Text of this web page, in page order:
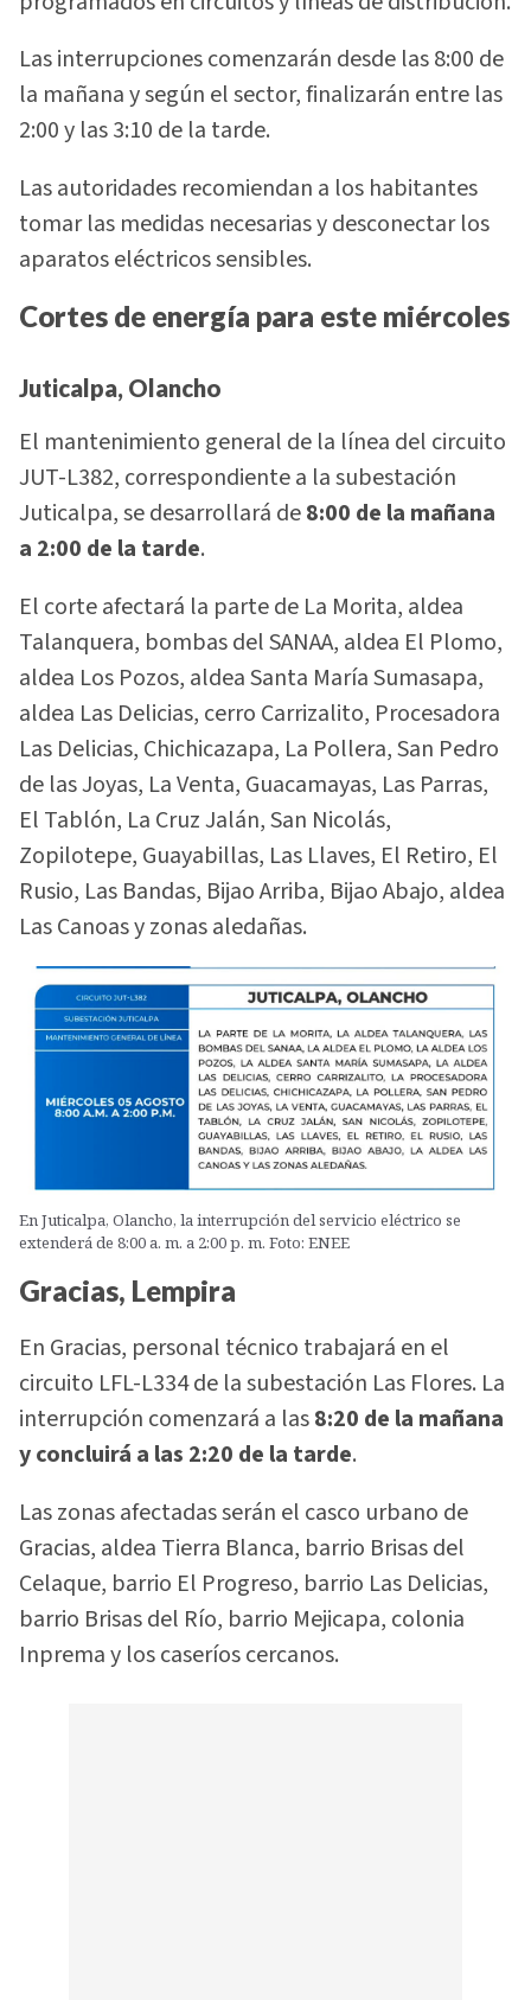
Las interrupciones comenzarán desde las 8:00 de
la mañana y según el sector, finalizarán entre las
2:00 y las 3:10 de la tarde.
Las autoridades recomiendan a los habitantes
tomar las medidas necesarias y desconectar los
aparatos eléctricos sensibles.
Cortes de energía para este miércoles
Juticalpa, Olancho
El mantenimiento general de la línea del circuito
JUT-L382, correspondiente a la subestación
Juticalpa, se desarrollará de8:00 de la mañana
a 2:00 de la tarde.
El corte afectará la parte de La Morita, aldea
Talanquera, bombas del SANAA, aldea El Plomo,
aldea Los Pozos, aldea Santa María Sumasapa,
aldea Las Delicias, cerro Carrizalito, Procesadora
Las Delicias, Chichicazapa, La Pollera, San Pedro
de las Joyas, La Venta, Guacamayas, Las Parras,
El Tablón, La Cruz Jalán, San Nicolás,
Zopilotepe, Guayabillas, Las Llaves, El Retiro, El
Rusio, Las Bandas, Bijao Arriba, Bijao Abajo, aldea
Las Canoas y zonas aledañas.
En Juticalpa, Olancho, la interrupción del servicio eléctrico se
extenderá de 8:00 a. m. a 2:00 p. m. Foto: ENEE
Gracias, Lempira
En Gracias, personal técnico trabajará en el
circuito LFL-L334 de la subestación Las Flores. La
interrupción comenzará a las8:20 de la mañana
y concluirá a las 2:20 de la tarde.
Las zonas afectadas serán el casco urbano de
Gracias, aldea Tierra Blanca, barrio Brisas del
Celaque, barrio El Progreso, barrio Las Delicias,
barrio Brisas del Río, barrio Mejicapa, colonia
Inprema y los caseríos cercanos.